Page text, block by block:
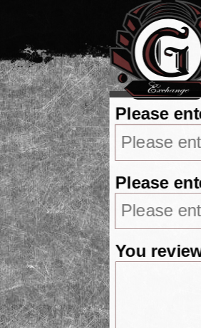
Please
Please
You